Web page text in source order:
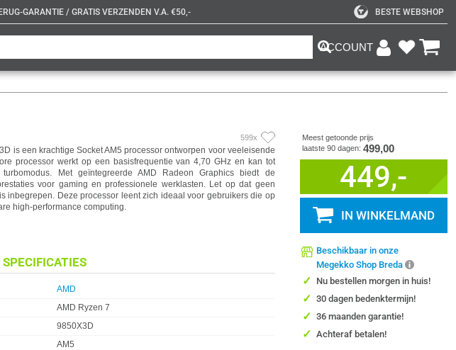
GARANTIE / GRATIS VERZENDEN V.A. €50,- BESTE WEBSHOP
ACCOUNT
599x
is een krachtige Socket AM5 processor ontworpen voor veeleisende
processor werkt op een basisfrequentie van 4,70 GHz en kan tot
Met geïntegreerde AMD Radeon Graphics biedt de
voor gaming en professionele werklasten. Let op dat geen
inbegrepen. Deze processor leent zich ideaal voor gebruikers die op
high-performance computing.
AMD
AMD Ryzen 7
9850X3D
AM5
Meest getoonde prijs
laatste 90 dagen: 499,00
449,-
IN WINKELMAND
Beschikbaar in onze
Megekko Shop Breda
✓ Nu bestellen morgen in huis!
✓ 30 dagen bedenktermijn!
✓ 36 maanden garantie!
✓ Achteraf betalen!